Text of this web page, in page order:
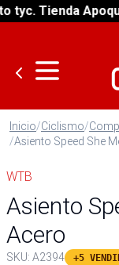
Tienda
Inicio/Ciclismo/
/Asiento Speed She
WTB
Asiento
Acero
SKU: A2394 +5